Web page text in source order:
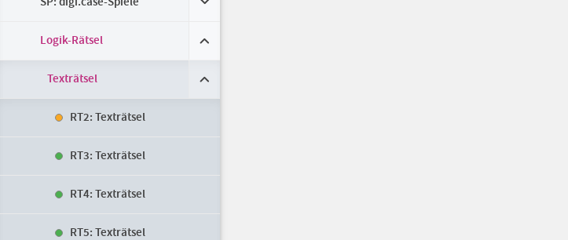
Logik-Rätsel
Texträtsel
RT2: Texträtsel
RT3: Texträtsel
RT4: Texträtsel
RT5: Texträtsel